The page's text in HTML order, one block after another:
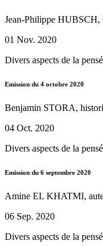
Jean-Philippe HUBSCH,
01 Nov. 2020
Divers aspects de la
Emission du 4 octobre 2020
Benjamin STORA,
04 Oct. 2020
Divers aspects de la
Emission du 6 septembre 2020
Amine EL KHATMI,
06 Sep. 2020
Divers aspects de la